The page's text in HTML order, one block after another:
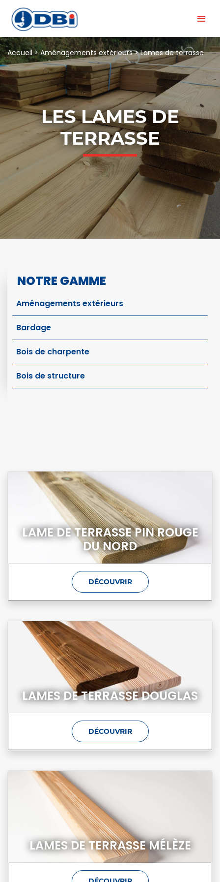
Accueil>Aménagements extérieurs>Lames de terrasse
LES LAMES DE
TERRASSE
LAME DE TERRASSE PIN ROUGE
DU NORD
DÉCOUVRIR
LAMES DE TERRASSE DOUGLAS
DÉCOUVRIR
LAMES DE TERRASSE MÉLÈZE
NOTRE GAMME
Aménagements extérieurs
Bardage
Bois de charpente
Bois de structure